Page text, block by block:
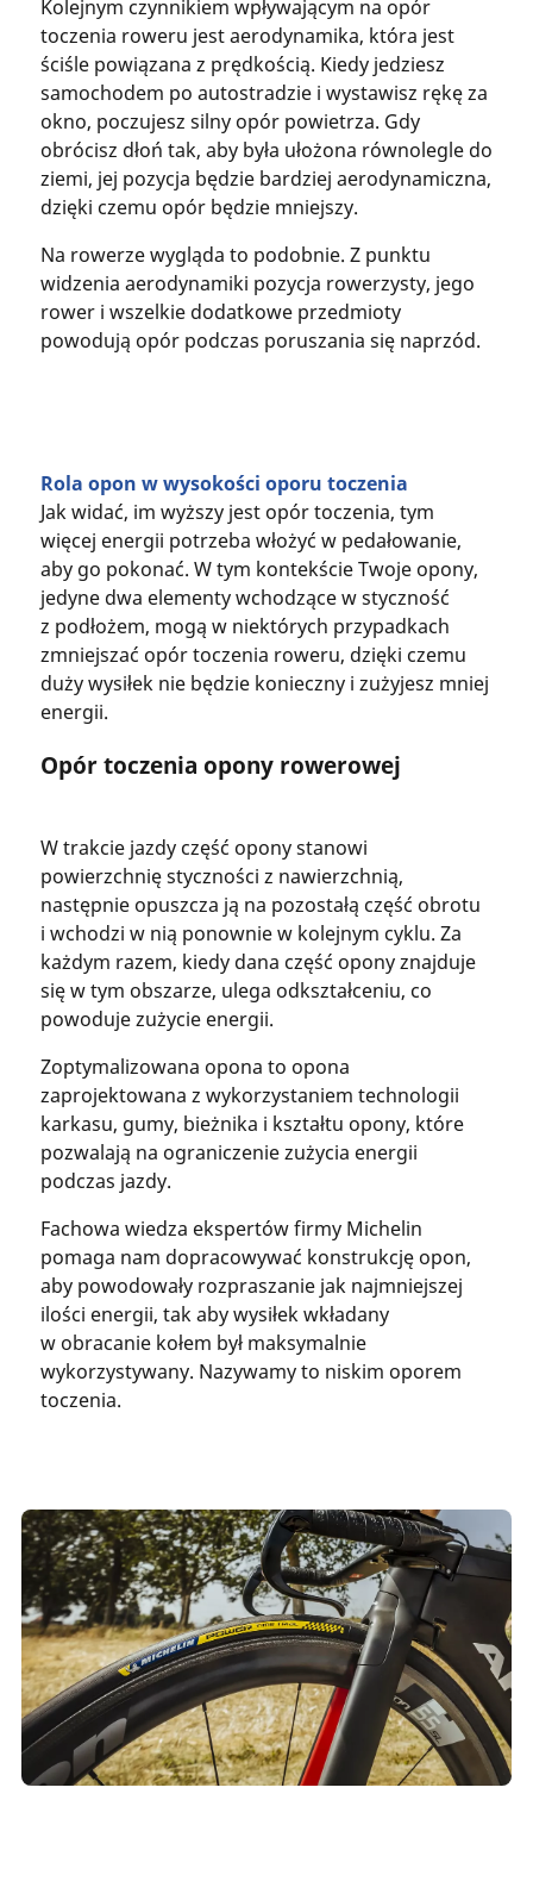
Kolejnym czynnikiem wpływającym na opór
toczenia roweru jest aerodynamika, która jest
ściśle powiązana z prędkością. Kiedy jedziesz
samochodem po autostradzie i wystawisz rękę za
okno, poczujesz silny opór powietrza. Gdy
obrócisz dłoń tak, aby była ułożona równolegle do
ziemi, jej pozycja będzie bardziej aerodynamiczna,
dzięki czemu opór będzie mniejszy.
Na rowerze wygląda to podobnie. Z punktu
widzenia aerodynamiki pozycja rowerzysty, jego
rower i wszelkie dodatkowe przedmioty
powodują opór podczas poruszania się naprzód.
Rola opon w wysokości oporu toczenia
Jak widać, im wyższy jest opór toczenia, tym
więcej energii potrzeba włożyć w pedałowanie,
aby go pokonać. W tym kontekście Twoje opony,
jedyne dwa elementy wchodzące w styczność
z podłożem, mogą w niektórych przypadkach
zmniejszać opór toczenia roweru, dzięki czemu
duży wysiłek nie będzie konieczny i zużyjesz mniej
energii.
Opór toczenia opony rowerowej
W trakcie jazdy część opony stanowi
powierzchnię styczności z nawierzchnią,
następnie opuszcza ją na pozostałą część obrotu
i wchodzi w nią ponownie w kolejnym cyklu. Za
każdym razem, kiedy dana część opony znajduje
się w tym obszarze, ulega odkształceniu, co
powoduje zużycie energii.
Zoptymalizowana opona to opona
zaprojektowana z wykorzystaniem technologii
karkasu, gumy, bieżnika i kształtu opony, które
pozwalają na ograniczenie zużycia energii
podczas jazdy.
Fachowa wiedza ekspertów firmy Michelin
pomaga nam dopracowywać konstrukcję opon,
aby powodowały rozpraszanie jak najmniejszej
ilości energii, tak aby wysiłek wkładany
w obracanie kołem był maksymalnie
wykorzystywany. Nazywamy to niskim oporem
toczenia.